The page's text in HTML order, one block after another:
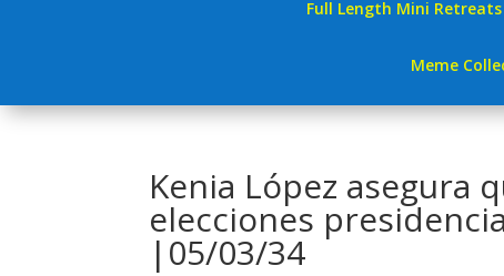
Full Length Mini Retreats
Meme
Kenia López asegura
elecciones
|05/03/34